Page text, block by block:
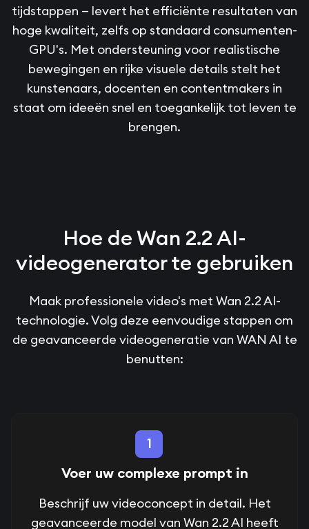
tijdstappen — levert het efficiënte resultaten van
hoge kwaliteit, zelfs op standaard consumenten-
GPU's. Met ondersteuning voor realistische
bewegingen en rijke visuele details stelt het
kunstenaars, docenten en contentmakers in
staat om ideeën snel en toegankelijk tot leven te
brengen.
Hoe de Wan 2.2 AI-
videogenerator te gebruiken
Maak professionele video's met Wan 2.2 AI-
technologie. Volg deze eenvoudige stappen om
de geavanceerde videogeneratie van WAN AI te
benutten:
1
Voer uw complexe prompt in
Beschrijf uw videoconcept in detail. Het
geavanceerde model van Wan 2.2 AI heeft